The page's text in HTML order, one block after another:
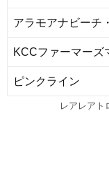
アラモアナビーチ
KCCファーマーズ
ピンクライン
レアレアト